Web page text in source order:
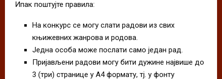
Ипак поштујте правила:
На конкурс се могу слати радови из свих
књижевних жанрова и родова.
Једна особа може послати само један рад.
Пријављени радови могу бити дужине највише до
3 (три) странице у А4 формату, тј. у фонту